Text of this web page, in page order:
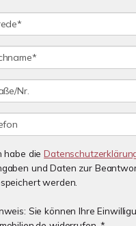
habe die
und Daten zur
werden.
Sie können Ihre